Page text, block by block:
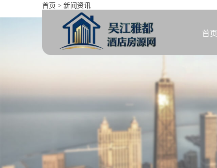
首页 > 新闻资讯
珠江逸景家园 3室 2厅 98.74
首页